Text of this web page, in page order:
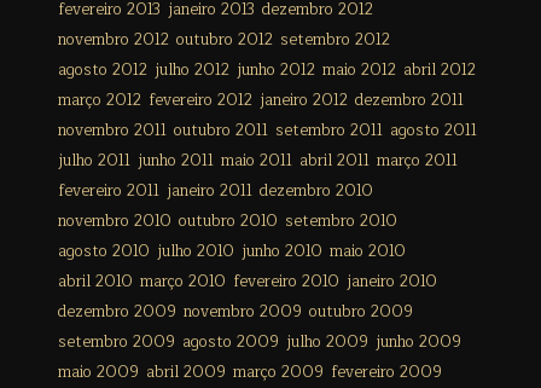
fevereiro 2013 janeiro 2013 dezembro 2012
novembro 2012 outubro 2012 setembro 2012
agosto 2012 julho 2012 junho 2012 maio 2012 abril 2012
março 2012 fevereiro 2012 janeiro 2012 dezembro 2011
novembro 2011 outubro 2011 setembro 2011 agosto 2011
julho 2011 junho 2011 maio 2011 abril 2011 março 2011
fevereiro 2011 janeiro 2011 dezembro 2010
novembro 2010 outubro 2010 setembro 2010
agosto 2010 julho 2010 junho 2010 maio 2010
abril 2010 março 2010 fevereiro 2010 janeiro 2010
dezembro 2009 novembro 2009 outubro 2009
setembro 2009 agosto 2009 julho 2009 junho 2009
maio 2009 abril 2009 março 2009 fevereiro 2009